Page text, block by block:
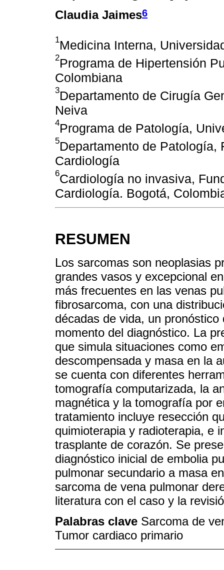
Claudia Jaimes6
1Medicina Interna,
2Programa de Hipertensión
Colombiana
3Departamento de Cirugía
Neiva
4Programa de Patología,
5Departamento de Patología,
Cardiología
6Cardiología no invasiva,
Cardiología. Bogotá,
RESUMEN
Los sarcomas son neoplasias
grandes vasos y excepcional
más frecuentes en las venas
fibrosarcoma, con una
décadas de vida, un
momento del diagnóstico. La
que simula situaciones como
descompensada y masa en la
se cuenta con diferentes
tomografía computarizada, la
magnética y la tomografía por
tratamiento incluye resección
quimioterapia y radioterapia, e
trasplante de corazón. Se
diagnóstico inicial de embolia
pulmonar secundario a masa
sarcoma de vena pulmonar
literatura con el caso y la
Palabras clave Sarcoma de
Tumor cardiaco primario